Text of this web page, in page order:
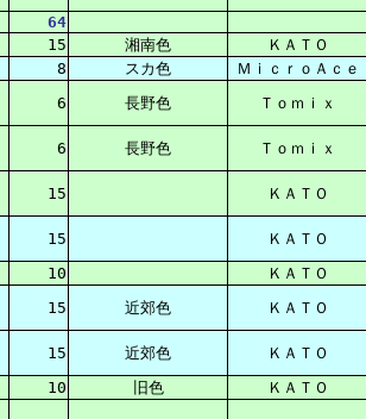
64
15 湘南色
ＫＡＴＯ
8 スカ色 ＭｉｃｒｏＡｃｅ
6 長野色
Ｔｏｍｉｘ
6 長野色 Ｔｏｍｉｘ
15
ＫＡＴＯ
15 ＫＡＴＯ
10
ＫＡＴＯ
15 近郊色 ＫＡＴＯ
15 近郊色 ＫＡＴＯ
10 旧色 ＫＡＴＯ